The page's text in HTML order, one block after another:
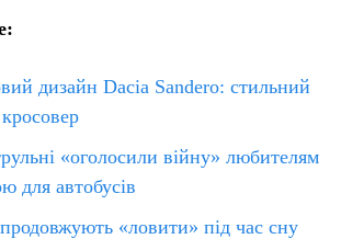
дизайн Dacia Sandero: стильний
«оголосили війну» любителям
для автобусів
«ловити» під час сну